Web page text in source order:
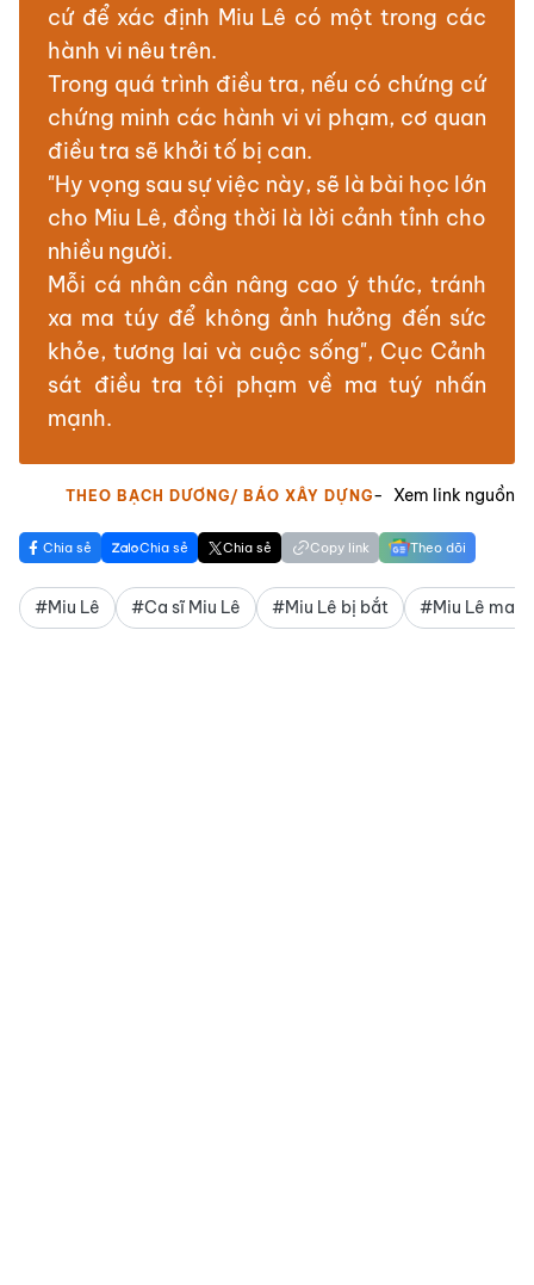
cứ để xác định Miu Lê có một trong các
hành vi nêu trên.
Trong quá trình điều tra, nếu có chứng cứ
chứng minh các hành vi vi phạm, cơ quan
điều tra sẽ khởi tố bị can.
"Hy vọng sau sự việc này, sẽ là bài học lớn
cho Miu Lê, đồng thời là lời cảnh tỉnh cho
nhiều người.
Mỗi cá nhân cần nâng cao ý thức, tránh
xa ma túy để không ảnh hưởng đến sức
khỏe, tương lai và cuộc sống", Cục Cảnh
sát điều tra tội phạm về ma tuý nhấn
mạnh.
THEO BẠCH DƯƠNG/ BÁO XÂY DỰNG Xem link nguồn
Chia sẻ Chia sẻ Chia sẻ Copy link Theo dõi
#Miu Lê #Ca sĩ Miu Lê #Miu Lê bị bắt #Miu Lê ma